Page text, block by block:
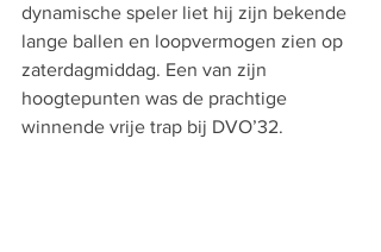
dynamische speler liet hij zijn bekende
lange ballen en loopvermogen zien op
zaterdagmiddag. Een van zijn
hoogtepunten was de prachtige
winnende vrije trap bij DVO’32.